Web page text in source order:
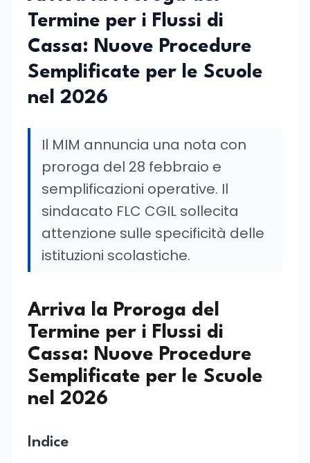
Termine per i Flussi di
Cassa: Nuove Procedure
Semplificate per le Scuole
nel 2026
Il MIM annuncia una nota con
proroga del 28 febbraio e
semplificazioni operative. Il
sindacato FLC CGIL sollecita
attenzione sulle specificità delle
istituzioni scolastiche.
Arriva la Proroga del
Termine per i Flussi di
Cassa: Nuove Procedure
Semplificate per le Scuole
nel 2026
Indice